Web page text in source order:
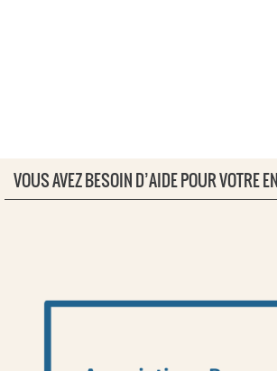
VOUS AVEZ BESOIN D’AIDE POUR VOTRE